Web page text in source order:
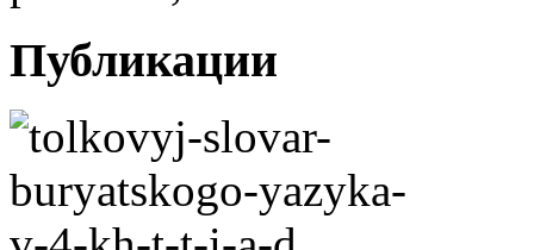
Публикации